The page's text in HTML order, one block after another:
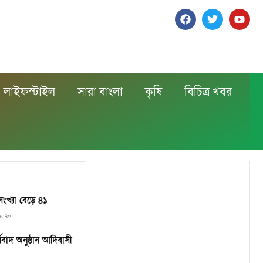
লাইফস্টাইল সারা বাংলা কৃষি বিচিত্র খবর
বেড়ে ৪১
অনুষ্ঠান আদিবাসী